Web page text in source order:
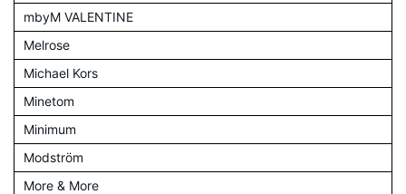
mbyM VALENTINE
Melrose
Michael Kors
Minetom
Minimum
Modström
More & More